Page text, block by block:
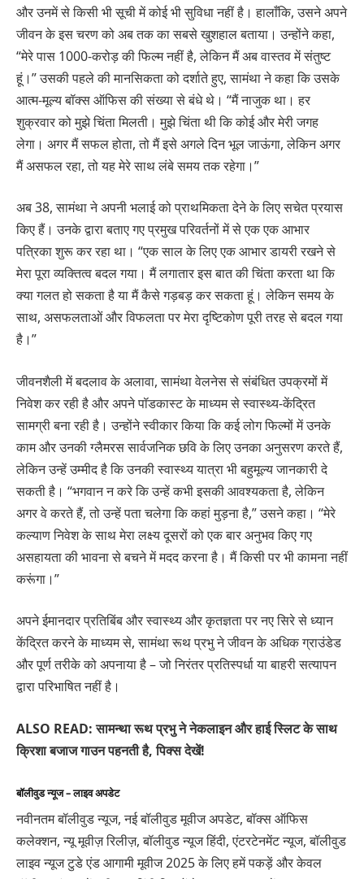
और उनमें से किसी भी सूची में कोई भी सुविधा नहीं है। हालाँकि, उसने अपने
जीवन के इस चरण को अब तक का सबसे खुशहाल बताया। उन्होंने कहा,
“मेरे पास 1000-करोड़ की फिल्म नहीं है, लेकिन मैं अब वास्तव में संतुष्ट
हूं।” उसकी पहले की मानसिकता को दर्शाते हुए, सामंथा ने कहा कि उसके
आत्म-मूल्य बॉक्स ऑफिस की संख्या से बंधे थे। “मैं नाजुक था। हर
शुक्रवार को मुझे चिंता मिलती। मुझे चिंता थी कि कोई और मेरी जगह
लेगा। अगर मैं सफल होता, तो मैं इसे अगले दिन भूल जाऊंगा, लेकिन अगर
मैं असफल रहा, तो यह मेरे साथ लंबे समय तक रहेगा।”
अब 38, सामंथा ने अपनी भलाई को प्राथमिकता देने के लिए सचेत प्रयास
किए हैं। उनके द्वारा बताए गए प्रमुख परिवर्तनों में से एक एक आभार
पत्रिका शुरू कर रहा था। “एक साल के लिए एक आभार डायरी रखने से
मेरा पूरा व्यक्तित्व बदल गया। मैं लगातार इस बात की चिंता करता था कि
क्या गलत हो सकता है या मैं कैसे गड़बड़ कर सकता हूं। लेकिन समय के
साथ, असफलताओं और विफलता पर मेरा दृष्टिकोण पूरी तरह से बदल गया
है।”
जीवनशैली में बदलाव के अलावा, सामंथा वेलनेस से संबंधित उपक्रमों में
निवेश कर रही है और अपने पॉडकास्ट के माध्यम से स्वास्थ्य-केंद्रित
सामग्री बना रही है। उन्होंने स्वीकार किया कि कई लोग फिल्मों में उनके
काम और उनकी ग्लैमरस सार्वजनिक छवि के लिए उनका अनुसरण करते हैं,
लेकिन उन्हें उम्मीद है कि उनकी स्वास्थ्य यात्रा भी बहुमूल्य जानकारी दे
सकती है। “भगवान न करे कि उन्हें कभी इसकी आवश्यकता है, लेकिन
अगर वे करते हैं, तो उन्हें पता चलेगा कि कहां मुड़ना है,” उसने कहा। “मेरे
कल्याण निवेश के साथ मेरा लक्ष्य दूसरों को एक बार अनुभव किए गए
असहायता की भावना से बचने में मदद करना है। मैं किसी पर भी कामना नहीं
करूंगा।”
अपने ईमानदार प्रतिबिंब और स्वास्थ्य और कृतज्ञता पर नए सिरे से ध्यान
केंद्रित करने के माध्यम से, सामंथा रूथ प्रभु ने जीवन के अधिक ग्राउंडेड
और पूर्ण तरीके को अपनाया है – जो निरंतर प्रतिस्पर्धा या बाहरी सत्यापन
द्वारा परिभाषित नहीं है।
ALSO READ: सामन्था रूथ प्रभु ने नेकलाइन और हाई स्लिट के साथ
क्रिशा बजाज गाउन पहनती है, पिक्स देखें!
बॉलीवुड न्यूज – लाइव अपडेट
नवीनतम बॉलीवुड न्यूज, नई बॉलीवुड मूवीज अपडेट, बॉक्स ऑफिस
कलेक्शन, न्यू मूवीज़ रिलीज़, बॉलीवुड न्यूज हिंदी, एंटरटेनमेंट न्यूज, बॉलीवुड
लाइव न्यूज टुडे एंड आगामी मूवीज 2025 के लिए हमें पकड़ें और केवल